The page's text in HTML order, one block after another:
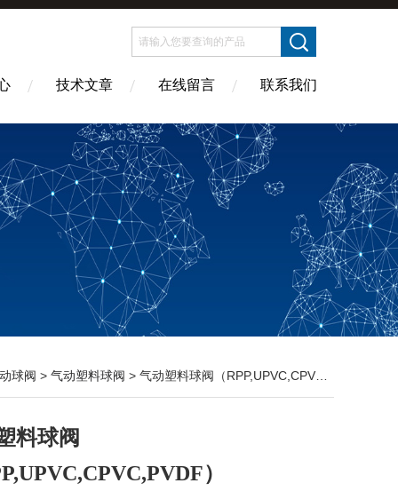
技术文章 在线留言 联系我们
球阀 > 气动塑料球阀 > 气动塑料球阀（RPP,UPVC,CPVC,PVDF）
料球阀
）